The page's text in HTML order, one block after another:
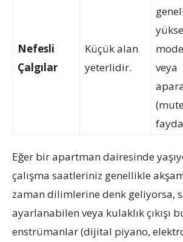
Nefesli
Çalgılar
Küçük alan
yeterlidir.
veya
Eğer bir apartman dairesinde
çalışma saatleriniz genellikle
zaman dilimlerine denk geliyorsa,
ayarlanabilen veya kulaklık çıkışı
enstrümanlar (dijital piyano,